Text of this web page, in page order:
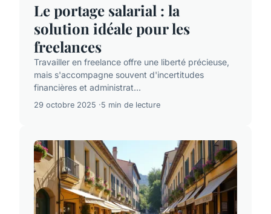
Le portage salarial : la
solution idéale pour les
freelances
Travailler en freelance offre une liberté précieuse,
mais s'accompagne souvent d'incertitudes
financières et administrat...
29 octobre 2025 5 min de lecture